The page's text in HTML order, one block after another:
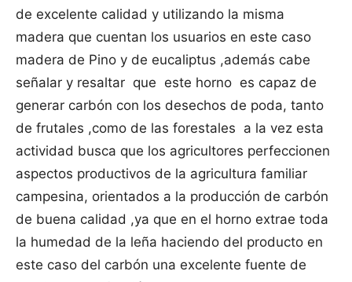
de excelente calidad y utilizando la misma
madera que cuentan los usuarios en este caso
madera de Pino y de eucaliptus ,además cabe
señalar y resaltar que este horno es capaz de
generar carbón con los desechos de poda, tanto
de frutales ,como de las forestales a la vez esta
actividad busca que los agricultores perfeccionen
aspectos productivos de la agricultura familiar
campesina, orientados a la producción de carbón
de buena calidad ,ya que en el horno extrae toda
la humedad de la leña haciendo del producto en
este caso del carbón una excelente fuente de